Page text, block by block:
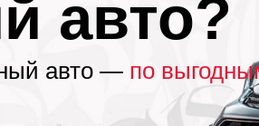
авто?
авто — по